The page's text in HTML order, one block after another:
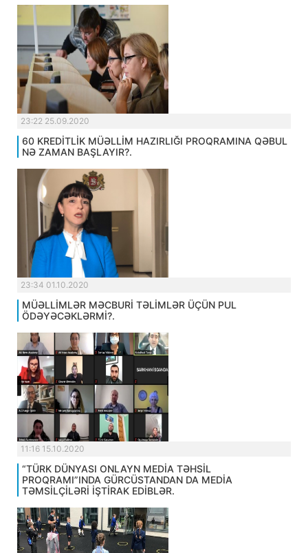
23:22 25.09.2020
60 KREDİTLİK MÜƏLLİM HAZIRLIĞI PROQRAMINA QƏBUL
NƏ ZAMAN BAŞLAYIR?.
23:34 01.10.2020
MÜƏLLİMLƏR MƏCBURİ TƏLİMLƏR ÜÇÜN PUL
ÖDƏYƏCƏKLƏRMİ?.
11:16 15.10.2020
“TÜRK DÜNYASI ONLAYN MEDİA TƏHSİL
PROQRAMI”INDA GÜRCÜSTANDAN DA MEDİA
TƏMSİLÇİLƏRİ İŞTİRAK EDİBLƏR.